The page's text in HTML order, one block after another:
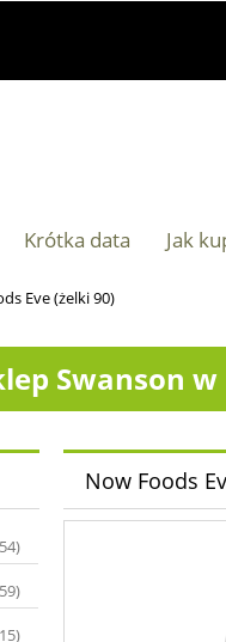
Krótka data Jak
Eve (żelki 90)
Swanson w
Now Foods